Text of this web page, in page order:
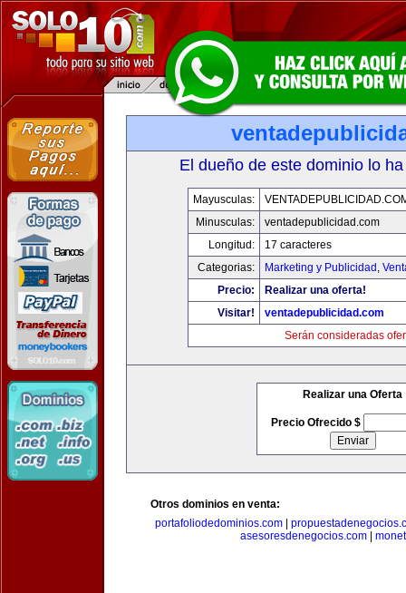
El dueño de este dominio lo
Mayusculas:
Minusculas:
ventadepublicidad.com
Longitud:
17 caracteres
Categorias:
Marketing y Publicidad ,
Precio:
Realizar una oferta!
Visitar!
ventadepublicidad.com
Serán consideradas
Realizar una Oferta
Precio Ofrecido $
Otros dominios en venta:
portafoliodedominios.com|
asesoresdenegocios.com